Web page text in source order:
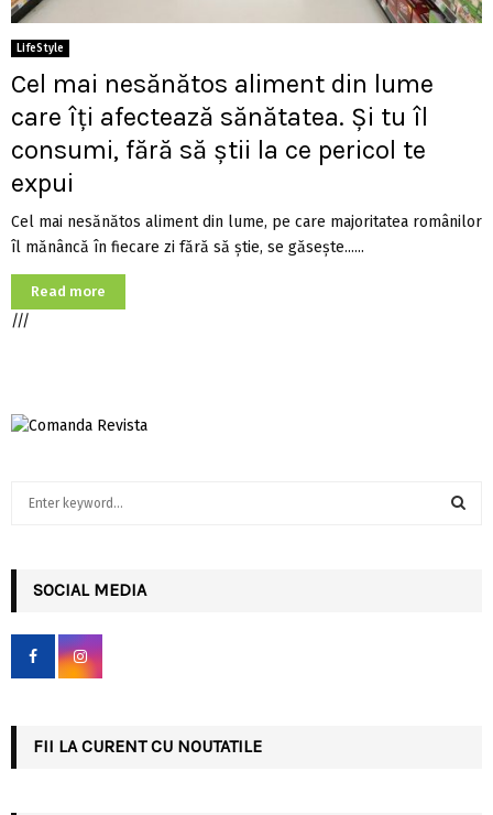
LifeStyle
Cel mai nesănătos aliment din lume
care îţi afectează sănătatea. Și tu îl
consumi, fără să știi la ce pericol te
expui
Cel mai nesănătos aliment din lume, pe care majoritatea românilor
îl mănâncă în fiecare zi fără să ştie, se găsește......
Read more
///
h
f
r
SOCIAL MEDIA
FII LA CURENT CU NOUTATILE